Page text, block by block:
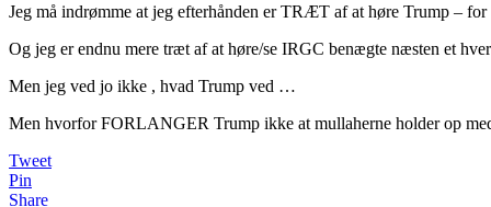
Jeg må indrømme at jeg efterhånden er TRÆT af at høre Trump –
Og jeg er endnu mere træt af at høre/se IRGC benægte næsten et
Men jeg ved jo ikke , hvad Trump ved …
Men hvorfor FORLANGER Trump ikke at mullaherne holder op
Tweet
Pin
Share